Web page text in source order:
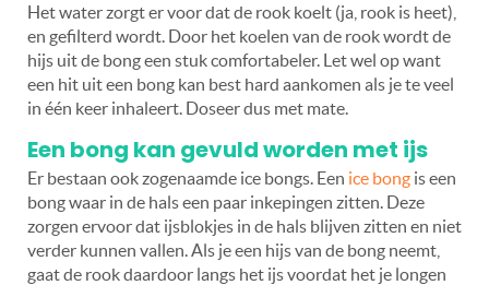
Het water zorgt er voor dat de rook koelt (ja, rook is heet),
en gefilterd wordt. Door het koelen van de rook wordt de
hijs uit de bong een stuk comfortabeler. Let wel op want
een hit uit een bong kan best hard aankomen als je te veel
in één keer inhaleert. Doseer dus met mate.
Een bong kan gevuld worden met ijs
Er bestaan ook zogenaamde ice bongs. Een ice bong is een
bong waar in de hals een paar inkepingen zitten. Deze
zorgen ervoor dat ijsblokjes in de hals blijven zitten en niet
verder kunnen vallen. Als je een hijs van de bong neemt,
gaat de rook daardoor langs het ijs voordat het je longen